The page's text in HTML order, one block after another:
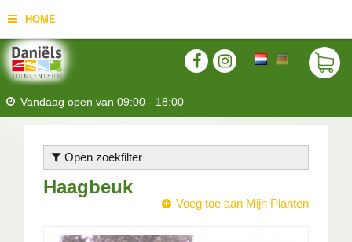
HOME
Vandaag open van 09:00 - 18:00
Open zoekfilter
Haagbeuk
Voeg toe aan Mijn Planten